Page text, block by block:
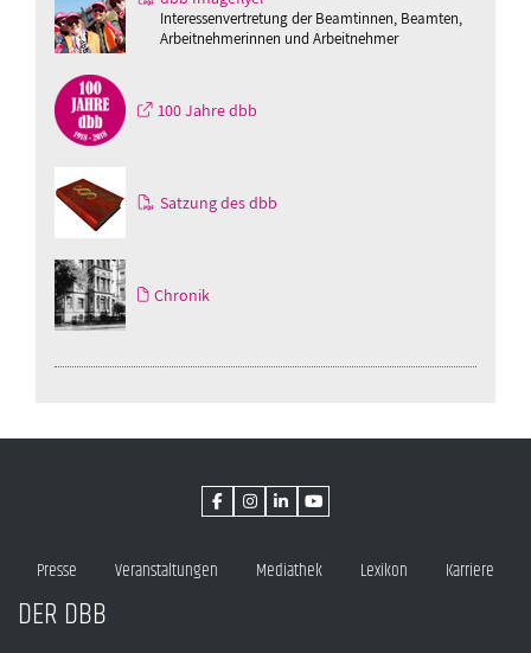
Interessenvertretung der Beamtinnen, Beamten,
Arbeitnehmerinnen und Arbeitnehmer
100 Jahre dbb
Satzung des dbb
Chronik
Presse Veranstaltungen Mediathek Lexikon Karriere
DER DBB